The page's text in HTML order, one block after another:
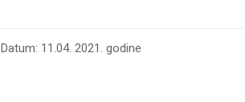
Datum: 11.04. 2021. godine